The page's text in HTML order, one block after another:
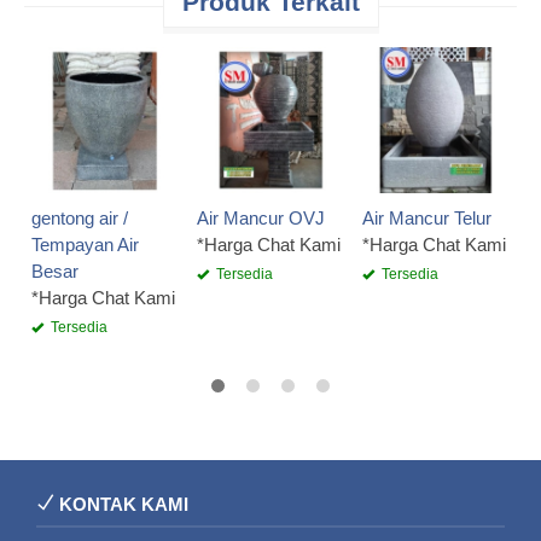
gentong air /
Tempayan Air
Besar
*Harga Chat Kami
Tersedia
Air Mancur OVJ
*Harga Chat Kami
Tersedia
Air Mancur Telur
*Harga Chat Kami
Tersedia
KONTAK KAMI